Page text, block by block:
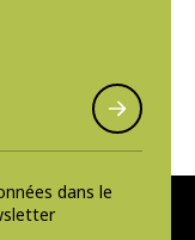
dans le